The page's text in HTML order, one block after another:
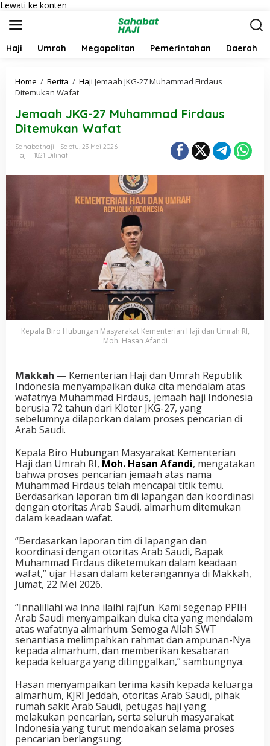
Lewati ke konten
Haji Umrah Megapolitan Pemerintahan Daerah
Home / Berita / Haji Jemaah JKG-27 Muhammad Firdaus
Ditemukan Wafat
Jemaah JKG-27 Muhammad Firdaus
Ditemukan Wafat
Sahabathaji
Sabtu, 23 Mei 2026
Haji
1821 Dilihat
Kepala Biro Hubungan Masyarakat Kementerian Haji dan Umrah RI,
Moh. Hasan Afandi
Makkah — Kementerian Haji dan Umrah Republik
Indonesia menyampaikan duka cita mendalam atas
wafatnya Muhammad Firdaus, jemaah haji Indonesia
berusia 72 tahun dari Kloter JKG-27, yang
sebelumnya dilaporkan dalam proses pencarian di
Arab Saudi.
Kepala Biro Hubungan Masyarakat Kementerian
Haji dan Umrah RI, Moh. Hasan Afandi, mengatakan
bahwa proses pencarian jemaah atas nama
Muhammad Firdaus telah mencapai titik temu.
Berdasarkan laporan tim di lapangan dan koordinasi
dengan otoritas Arab Saudi, almarhum ditemukan
dalam keadaan wafat.
“Berdasarkan laporan tim di lapangan dan
koordinasi dengan otoritas Arab Saudi, Bapak
Muhammad Firdaus diketemukan dalam keadaan
wafat,” ujar Hasan dalam keterangannya di Makkah,
Jumat, 22 Mei 2026.
“Innalillahi wa inna ilaihi raji’un. Kami segenap PPIH
Arab Saudi menyampaikan duka cita yang mendalam
atas wafatnya almarhum. Semoga Allah SWT
senantiasa melimpahkan rahmat dan ampunan-Nya
kepada almarhum, dan memberikan kesabaran
kepada keluarga yang ditinggalkan,” sambungnya.
Hasan menyampaikan terima kasih kepada keluarga
almarhum, KJRI Jeddah, otoritas Arab Saudi, pihak
rumah sakit Arab Saudi, petugas haji yang
melakukan pencarian, serta seluruh masyarakat
Indonesia yang turut mendoakan selama proses
pencarian berlangsung.